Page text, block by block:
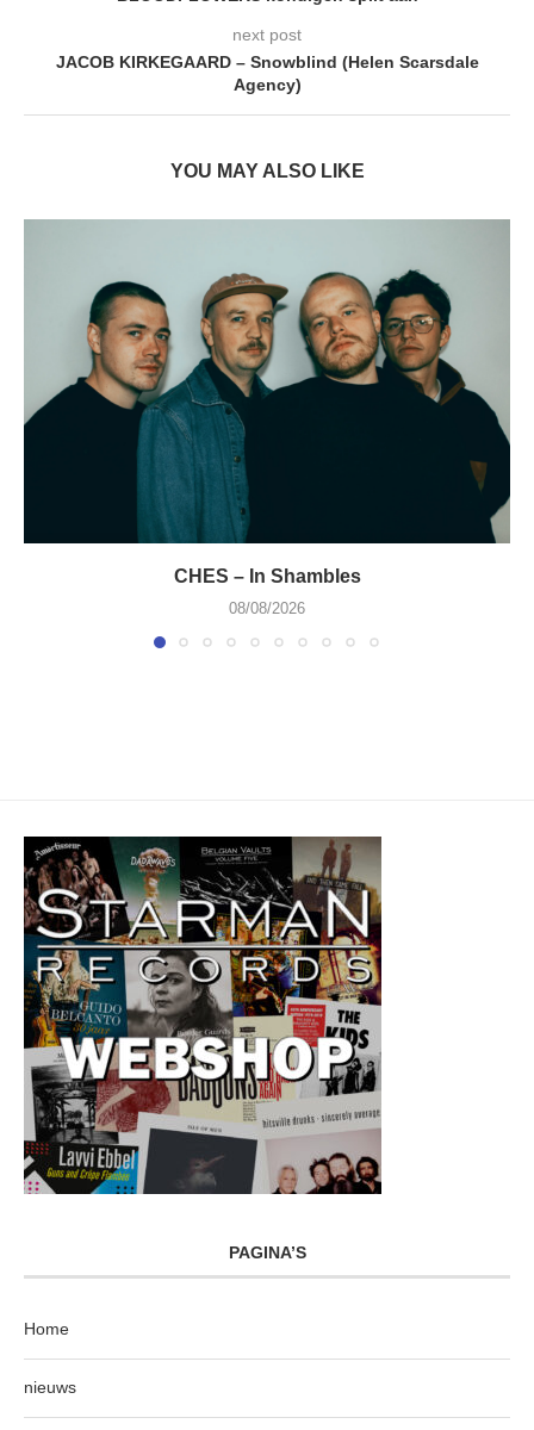
next post
JACOB KIRKEGAARD – Snowblind (Helen Scarsdale
Agency)
YOU MAY ALSO LIKE
CHES – In Shambles
08/08/2026
PAGINA’S
Home
nieuws